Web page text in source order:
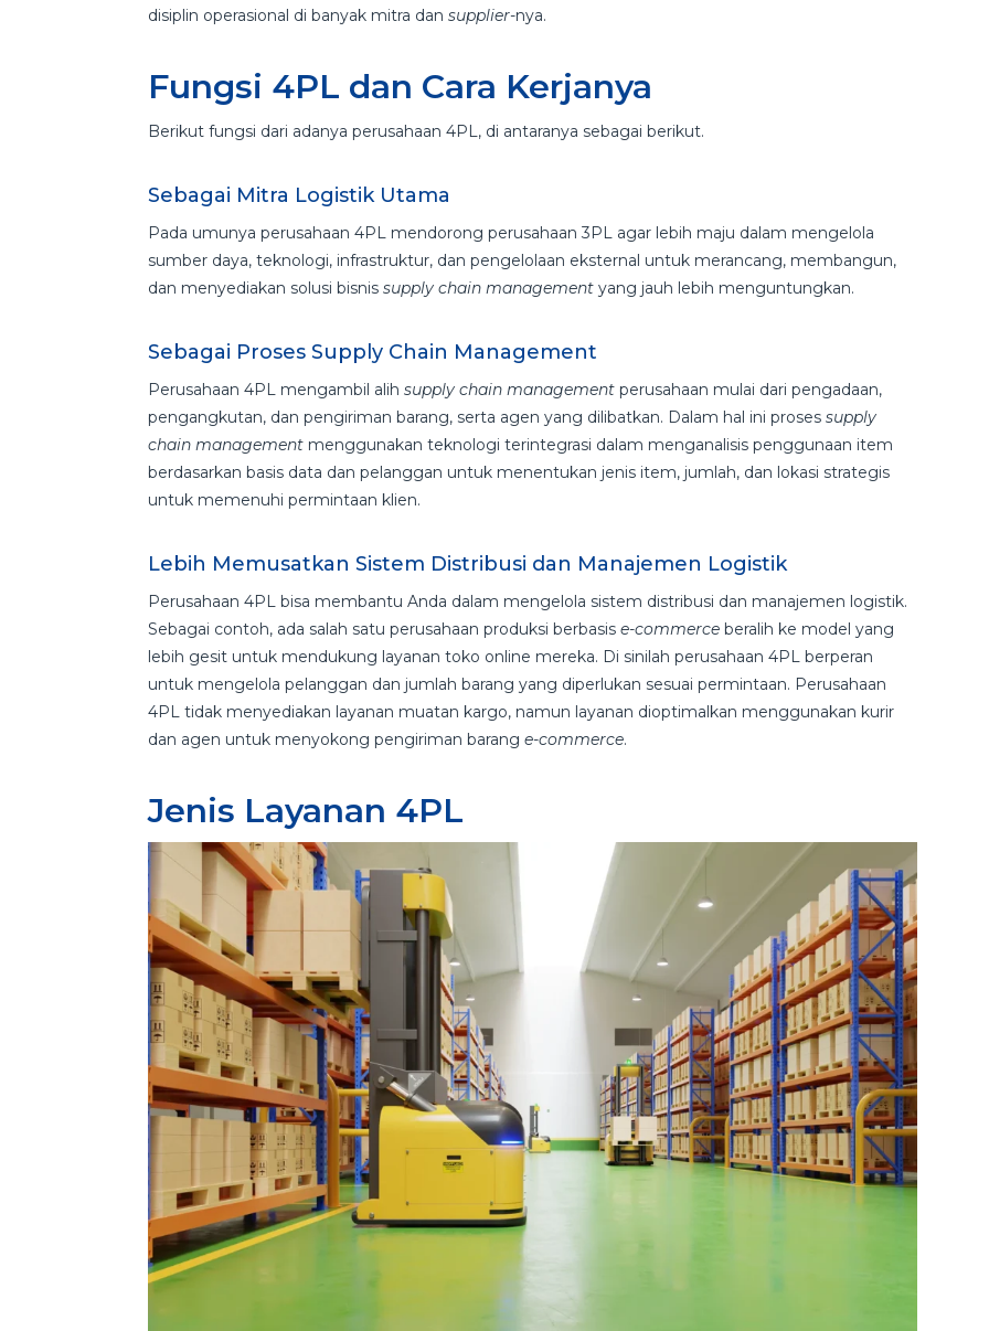
disiplin operasional di banyak mitra dansupplier-nya.
Fungsi 4PL dan Cara Kerjanya
Berikut fungsi dari adanya perusahaan 4PL, di antaranya sebagai berikut.
Sebagai Mitra Logistik Utama
Pada umunya perusahaan 4PL mendorong perusahaan 3PL agar lebih maju dalam mengelola
sumber daya, teknologi, infrastruktur, dan pengelolaan eksternal untuk merancang, membangun,
dan menyediakan solusi bisnissupply chain management yang jauh lebih menguntungkan.
Sebagai Proses Supply Chain Management
Perusahaan 4PL mengambil alihsupply chain managementperusahaan mulai dari pengadaan,
pengangkutan, dan pengiriman barang, serta agen yang dilibatkan. Dalam hal ini prosessupply
chain management menggunakan teknologi terintegrasi dalam menganalisis penggunaan item
berdasarkan basis data dan pelanggan untuk menentukan jenis item, jumlah, dan lokasi strategis
untuk memenuhi permintaan klien.
Lebih Memusatkan Sistem Distribusi dan Manajemen Logistik
Perusahaan 4PL bisa membantu Anda dalam mengelola sistem distribusi dan manajemen logistik.
Sebagai contoh, ada salah satu perusahaan produksi berbasise-commerce beralih ke model yang
lebih gesit untuk mendukung layanan toko online mereka. Di sinilah perusahaan 4PL berperan
untuk mengelola pelanggan dan jumlah barang yang diperlukan sesuai permintaan. Perusahaan
4PL tidak menyediakan layanan muatan kargo, namun layanan dioptimalkan menggunakan kurir
dan agen untuk menyokong pengiriman barange-commerce.
Jenis Layanan 4PL